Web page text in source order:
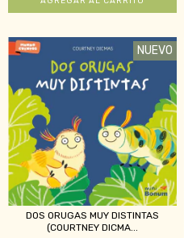
NUEVO
DOS ORUGAS MUY DISTINTAS
(COURTNEY DICMA...